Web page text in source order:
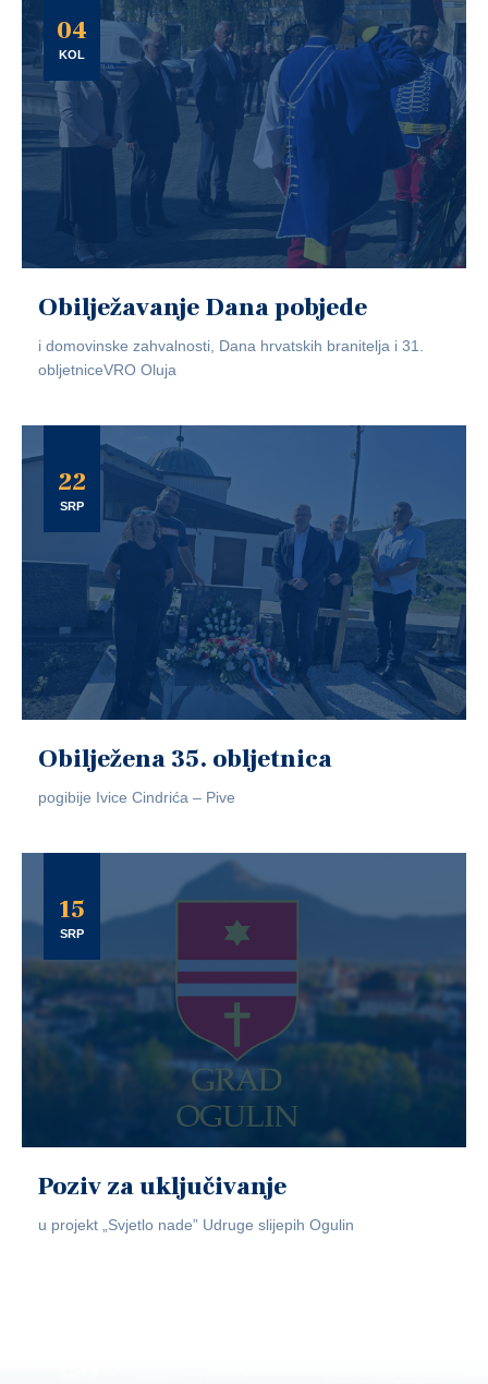
04
KOL
Obilježavanje Dana pobjede
i domovinske zahvalnosti, Dana hrvatskih branitelja i 31.
obljetniceVRO Oluja
22
SRP
Obilježena 35. obljetnica
pogibije Ivice Cindrića – Pive
15
SRP
Poziv za uključivanje
u projekt „Svjetlo nade” Udruge slijepih Ogulin